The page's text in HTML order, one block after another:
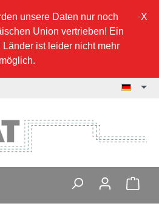
unsere Daten nur noch
Union vertrieben! Ein
ist leider nicht mehr
möglich.